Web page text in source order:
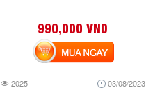
990,000 VND
2025 03/08/2023
MUA NGAY